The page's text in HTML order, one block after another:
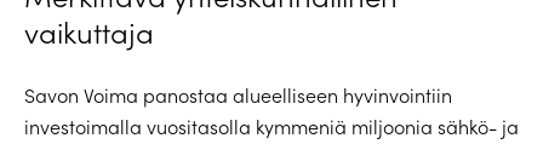
vaikuttaja
Savon Voima panostaa alueelliseen hyvinvointiin
investoimalla vuositasolla kymmeniä miljoonia sähkö- ja